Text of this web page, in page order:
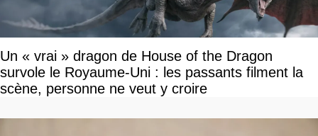
Un « vrai » dragon de House of the Dragon
survole le Royaume-Uni : les passants filment la
scène, personne ne veut y croire